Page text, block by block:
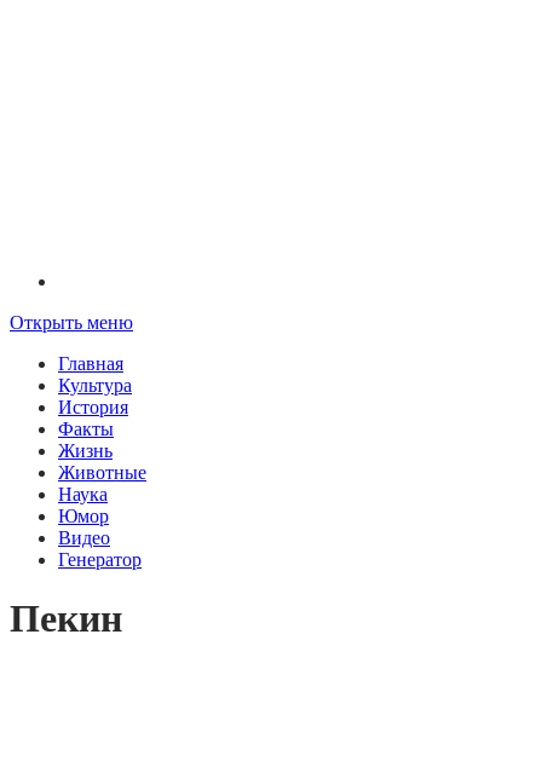
Открыть меню
Главная
Культура
История
Факты
Жизнь
Животные
Наука
Юмор
Видео
Генератор
Пекин